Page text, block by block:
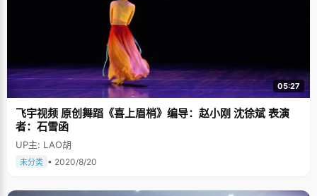
05:27
飞宇视频 原创舞蹈《喜上眉梢》编导：赵小刚 沈徐斌 表演
者：石雪函
UP主: LAO胡
未分类 • 2020/8/20